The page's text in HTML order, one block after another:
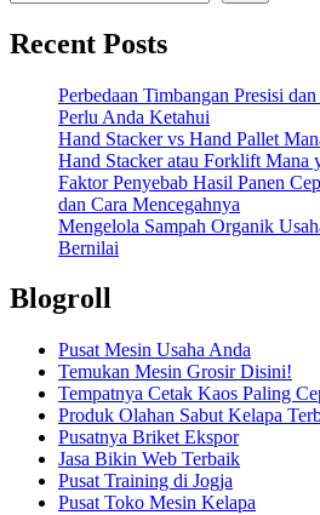
Recent Posts
Perbedaan Timbangan Presisi
Perlu Anda Ketahui
Hand Stacker vs Hand Pallet
Hand Stacker atau Forklift Mana
Faktor Penyebab Hasil Panen
dan Cara Mencegahnya
Mengelola Sampah Organik
Bernilai
Blogroll
Pusat Mesin Usaha Anda
Temukan Mesin Grosir Disini!
Tempatnya Cetak Kaos Paling
Produk Olahan Sabut Kelapa
Pusatnya Briket Ekspor
Jasa Bikin Web Terbaik
Pusat Training di Jogja
Pusat Toko Mesin Kelapa